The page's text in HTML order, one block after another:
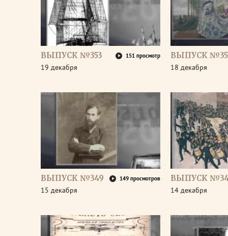
ВЫПУСК №353 151 просмотр
19 декабря
ВЫПУСК
18 декабря
ВЫПУСК №349 149 просмотров
15 декабря
ВЫПУСК
14 декабря